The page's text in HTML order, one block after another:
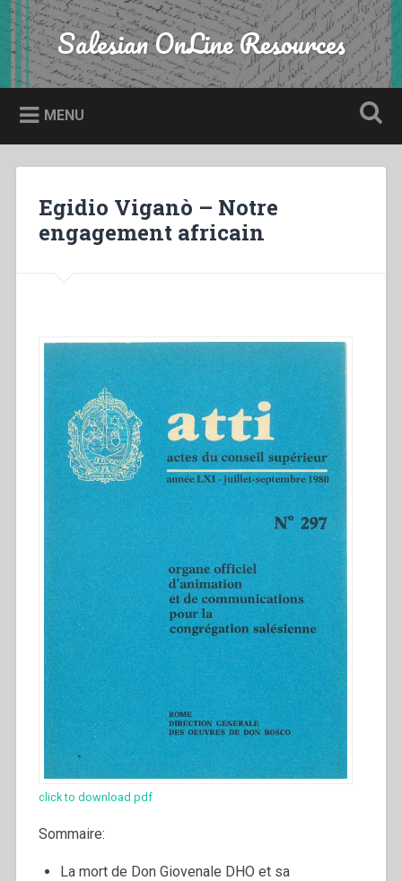
Skip
to
content
Search Salesian OnLine Resources
MENU
Egidio Viganò – Notre
engagement africain
click to download pdf
Sommaire:
La mort de Don Giovenale DHO et sa